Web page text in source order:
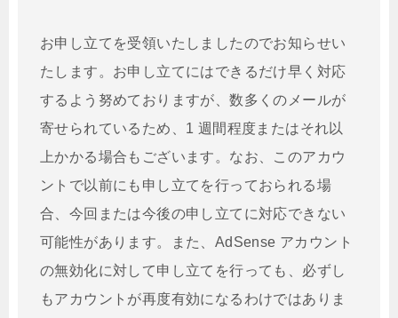
お申し立てを受領いたしましたのでお知らせい
たします。お申し立てにはできるだけ早く対応
するよう努めておりますが、数多くのメールが
寄せられているため、1 週間程度またはそれ以
上かかる場合もございます。なお、このアカウ
ントで以前にも申し立てを行っておられる場
合、今回または今後の申し立てに対応できない
可能性があります。また、AdSense アカウント
の無効化に対して申し立てを行っても、必ずし
もアカウントが再度有効になるわけではありま